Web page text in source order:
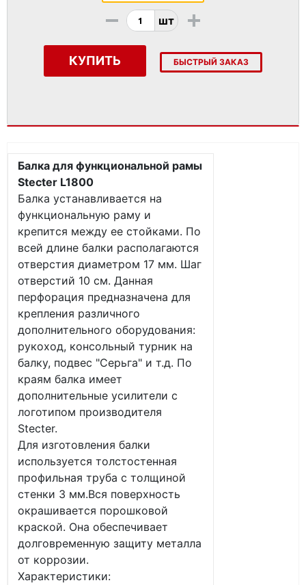
- шт +
КУПИТЬ БЫСТРЫЙ ЗАКАЗ
Балка для функциональной рамы
Stecter L1800
Балка устанавливается на
функциональную раму и
крепится между ее стойками. По
всей длине балки располагаются
отверстия диаметром 17 мм. Шаг
отверстий 10 см. Данная
перфорация предназначена для
крепления различного
дополнительного оборудования:
рукоход, консольный турник на
балку, подвес "Серьга" и т.д. По
краям балка имеет
дополнительные усилители с
логотипом производителя
Stecter.
Для изготовления балки
используется толстостенная
профильная труба с толщиной
стенки 3 мм.Вся поверхность
окрашивается порошковой
краской. Она обеспечивает
долговременную защиту металла
от коррозии.
Характеристики: